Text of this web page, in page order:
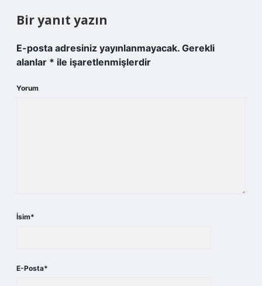
Bir yanıt yazın
E-posta adresiniz yayınlanmayacak. Gerekli
alanlar * ile işaretlenmişlerdir
Yorum
İsim*
E-Posta*